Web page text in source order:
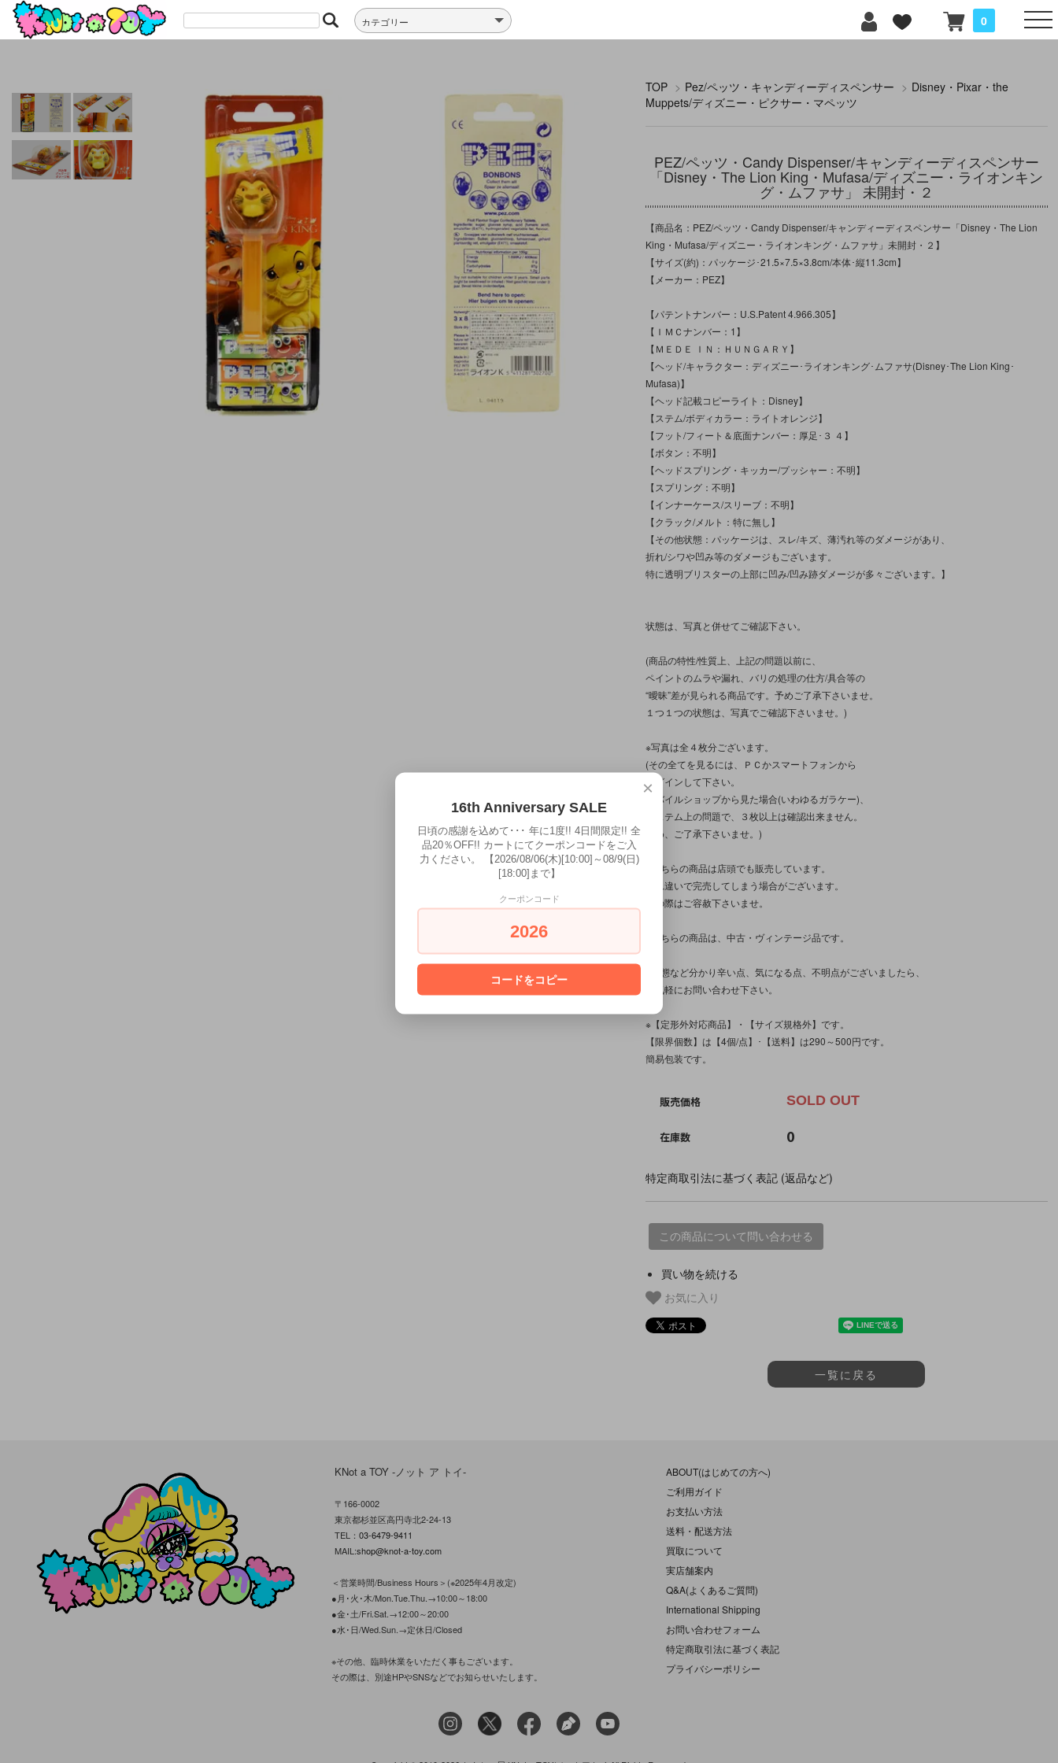
0
TOP > Pez/ペッツ・キャンディーディスペンサー > Disney・Pixar・the
Muppets/ディズニー・ピクサー・マペッツ
PEZ/ペッツ・Candy Dispenser/キャンディーディスペンサー
「Disney・The Lion King・Mufasa/ディズニー・ライオンキン
グ・ムファサ」 未開封・２
【商品名：PEZ/ペッツ・Candy Dispenser/キャンディーディスペンサー「Disney・The Lion
King・Mufasa/ディズニー・ライオンキング・ムファサ」未開封・２】
【サイズ(約)：パッケージ･21.5×7.5×3.8cm/本体･縦11.3cm】
【メーカー：PEZ】
【パテントナンバー：U.S.Patent 4.966.305】
【ＩＭＣナンバー：1】
【ＭＥＤＥ ＩＮ：ＨＵＮＧＡＲＹ】
【ヘッド/キャラクター：ディズニー･ライオンキング･ムファサ(Disney･The Lion King･
Mufasa)】
【ヘッド記載コピーライト：Disney】
【ステム/ボディカラー：ライトオレンジ】
【フット/フィート＆底面ナンバー：厚足･３ ４】
【ボタン：不明】
【ヘッドスプリング・キッカー/プッシャー：不明】
【スプリング：不明】
【インナーケース/スリーブ：不明】
【クラック/メルト：特に無し】
【その他状態：パッケージは、スレ/キズ、薄汚れ等のダメージがあり、
折れ/シワや凹み等のダメージもございます。
特に透明ブリスターの上部に凹み/凹み跡ダメージが多々ございます。】
状態は、写真と併せてご確認下さい。
(商品の特性/性質上、上記の問題以前に、
ペイントのムラや漏れ、バリの処理の仕方/具合等の
“曖昧”差が見られる商品です。予めご了承下さいませ。
１つ１つの状態は、写真でご確認下さいませ。)
※写真は全４枚分ございます。
(その全てを見るには、ＰＣかスマートフォンから
ログインして下さい。
モバイルショップから見た場合(いわゆるガラケー)、
システム上の問題で、３枚以上は確認出来ません。
予め、ご了承下さいませ。)
※こちらの商品は店頭でも販売しています。
入れ違いで完売してしまう場合がございます。
その際はご容赦下さいませ。
※こちらの商品は、中古・ヴィンテージ品です。
※状態など分かり辛い点、気になる点、不明点がございましたら、
お気軽にお問い合わせ下さい。
※【定形外対応商品】・【サイズ規格外】です。
【限界個数】は【4個/点】･【送料】は290～500円です。
簡易包装です。
販売価格 SOLD OUT
在庫数 0
特定商取引法に基づく表記 (返品など)
この商品について問い合わせる
買い物を続ける
お気に入り
一覧に戻る
KNot a TOY -ノット ア トイ-
〒166-0002
東京都杉並区高円寺北2-24-13
TEL：03-6479-9411
MAIL:shop@knot-a-toy.com
＜営業時間/Business Hours＞(※2025年4月改定)
●月･火･木/Mon.Tue.Thu.→10:00～18:00
●金･土/Fri.Sat.→12:00～20:00
●水･日/Wed.Sun.→定休日/Closed
※その他、臨時休業をいただく事もございます。
その際は、別途HPやSNSなどでお知らせいたします。
ABOUT(はじめての方へ)
ご利用ガイド
お支払い方法
送料・配送方法
買取について
実店舗案内
Q&A(よくあるご質問)
International Shipping
お問い合わせフォーム
特定商取引法に基づく表記
プライバシーポリシー
×
16th Anniversary SALE
日頃の感謝を込めて･･･ 年に1度!! 4日間限定!! 全
品20％OFF!! カートにてクーポンコードをご入
力ください。 【2026/08/06(木)[10:00]～08/9(日)
[18:00]まで】
クーポンコード
2026
コードをコピー